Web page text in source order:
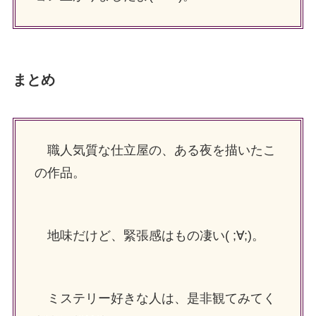
まとめ
職人気質な仕立屋の、ある夜を描いたこ
の作品。
地味だけど、緊張感はもの凄い( ;∀;)。
ミステリー好きな人は、是非観てみてく